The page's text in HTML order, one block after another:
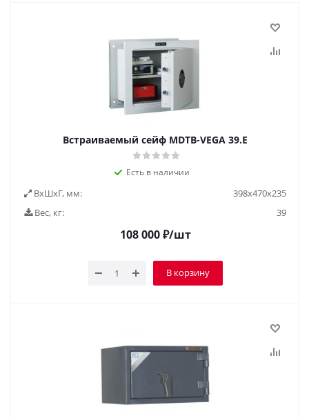
Встраиваемый сейф MDTB-VEGA 39.E
Есть в наличии
ВxШxГ, мм:
398x470x235
Вес, кг:
39
108 000₽/шт
В корзину